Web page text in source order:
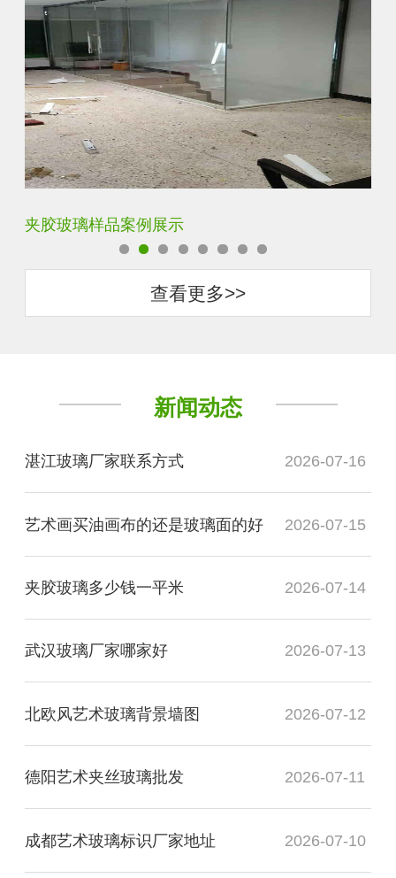
夹胶玻璃样品案例展示
查看更多>>
新闻动态
湛江玻璃厂家联系方式 2026-07-16
艺术画买油画布的还是玻璃面的好 2026-07-15
夹胶玻璃多少钱一平米 2026-07-14
武汉玻璃厂家哪家好 2026-07-13
北欧风艺术玻璃背景墙图 2026-07-12
德阳艺术夹丝玻璃批发 2026-07-11
成都艺术玻璃标识厂家地址 2026-07-10